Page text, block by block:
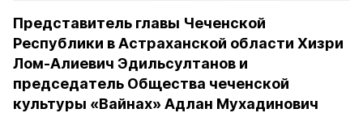
Представитель главы Чеченской
Республики в Астраханской области Хизри
Лом-Алиевич Эдильсултанов и
председатель Общества чеченской
культуры «Вайнах» Адлан Мухадинович